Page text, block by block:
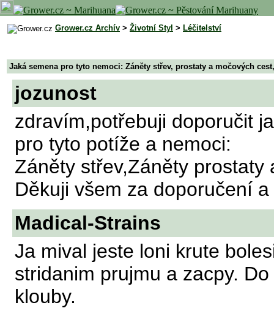
Grower.cz Archív > Životní Styl > Léčitelství
Jaká semena pro tyto nemoci: Záněty střev, prostaty a močových
jozunost
zdravím,potřebuji doporučit
pro tyto potíže a nemoci:
Záněty střev,Záněty
Děkuji všem za doporučení
Madical-Strains
Ja mival jeste loni krute
stridanim prujmu a zacpy.
klouby.